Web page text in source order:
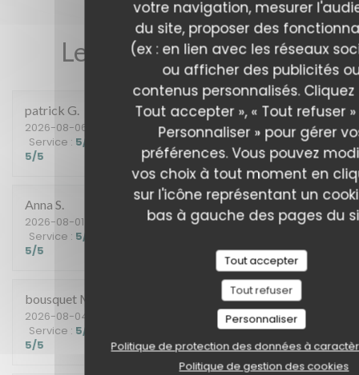
votre navigation, mesurer
du site, proposer des
(ex : en lien avec les réseaux
ou afficher des publicités
contenus personnalisés. Cliquez
Tout accepter », « Tout refuser »
Personnaliser » pour gérer
préférences. Vous pouvez
vos choix à tout moment en
sur l'icône représentant un
bas à gauche des pages du
Tout accepter
Tout refuser
Personnaliser
Politique de protection des données à
Politique de gestion des cookies
Les avis de nos clients
patrick G
2026-08-06
- 12:15 - Couverts 2
Service : 5/5 5 /5 Cuisine: 5/5 Qualité / Prix:
5/5
Anna S
2026-08-01 - 20:15 - Couverts 2
Service : 5/5
5/5
bousquet M
2026-08-04
Service : 5/5 Cuisine:4/5 Qualité / Prix
5/5